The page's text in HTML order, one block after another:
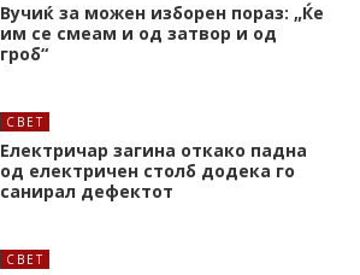
Вучиќ за можен изборен пораз: „Ќе
им се смеам и од затвор и од
гроб“
СВЕТ
Електричар загина откако падна
од електричен столб додека го
санирал дефектот
СВЕТ